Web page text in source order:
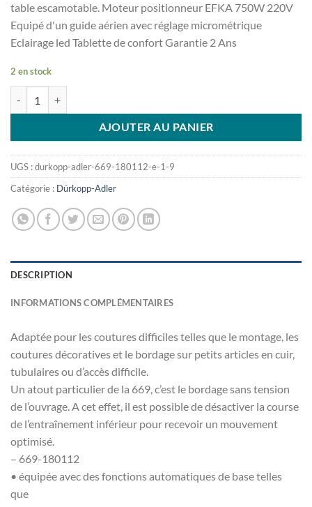
table escamotable. Moteur positionneur EFKA 750W 220V
Equipé d'un guide aérien avec réglage micrométrique
Eclairage led Tablette de confort Garantie 2 Ans
2 en stock
AJOUTER AU PANIER
UGS :durkopp-adler-669-180112-e-1-9
Catégorie : Dürkopp-Adler
DESCRIPTION
INFORMATIONS COMPLÉMENTAIRES
Adaptée pour les coutures difficiles telles que le montage, les
coutures décoratives et le bordage sur petits articles en cuir,
tubulaires ou d’accès difficile.
Un atout particulier de la 669, c’est le bordage sans tension
de l’ouvrage. A cet effet, il est possible de désactiver la course
de l’entraînement inférieur pour recevoir un mouvement
optimisé.
– 669-180112
• équipée avec des fonctions automatiques de base telles
que